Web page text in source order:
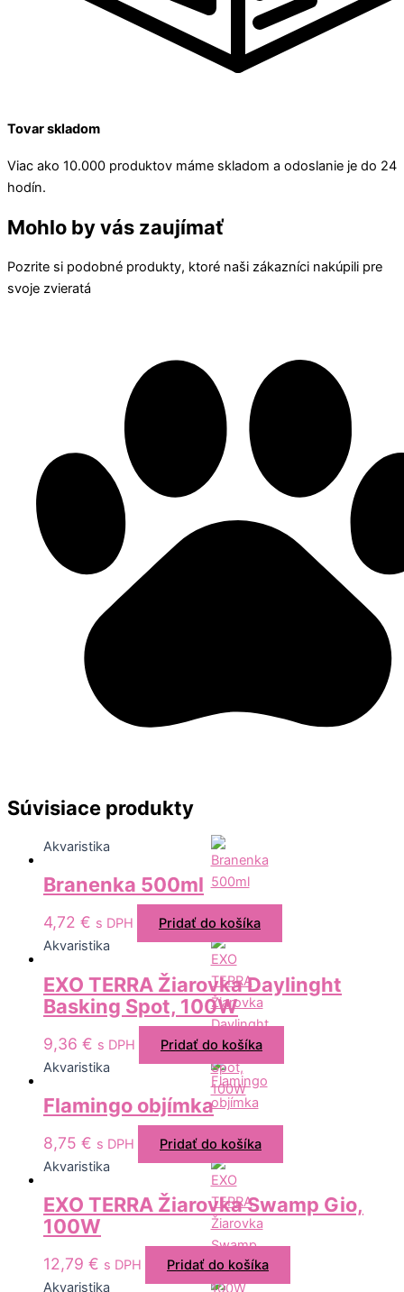
Tovar skladom
Viac ako 10.000 produktov máme skladom a odoslanie je do 24
hodín.
Mohlo by vás zaujímať
Pozrite si podobné produkty, ktoré naši zákazníci nakúpili pre
svoje zvieratá
Súvisiace produkty
Akvaristika
Branenka 500ml
4,72 € s DPH
Pridať do košíka
Akvaristika
EXO TERRA Žiarovka Daylinght
Basking Spot, 100W
9,36 € s DPH
Pridať do košíka
Akvaristika
Flamingo objímka
8,75 € s DPH
Pridať do košíka
Akvaristika
EXO TERRA Žiarovka Swamp Gio,
100W
12,79 € s DPH
Pridať do košíka
Akvaristika